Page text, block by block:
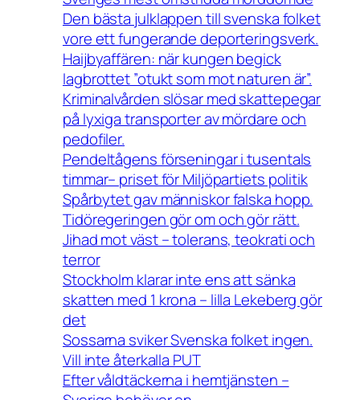
Den bästa julklappen till svenska folket
vore ett fungerande deporteringsverk.
Haijbyaffären: när kungen begick
lagbrottet ”otukt som mot naturen är”.
Kriminalvården slösar med skattepegar
på lyxiga transporter av mördare och
pedofiler.
Pendeltågens förseningar i tusentals
timmar– priset för Miljöpartiets politik
Spårbytet gav människor falska hopp.
Tidöregeringen gör om och gör rätt.
Jihad mot väst – tolerans, teokrati och
terror
Stockholm klarar inte ens att sänka
skatten med 1 krona – lilla Lekeberg gör
det
Sossarna sviker Svenska folket ingen.
Vill inte återkalla PUT
Efter våldtäckerna i hemtjänsten –